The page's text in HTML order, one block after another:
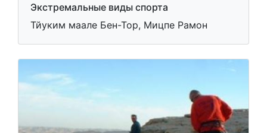
Экстремальные виды спорта
Тйуким маале Бен-Тор, Мицпе Рамон